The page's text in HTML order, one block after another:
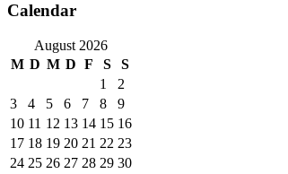
Calendar
August 2026
M D M D F S S
1
2
3
4 5 6 7 8
9
10 11 12 13 14 15 16
17 18 19 20 21 22 23
24 25 26 27 28 29 30